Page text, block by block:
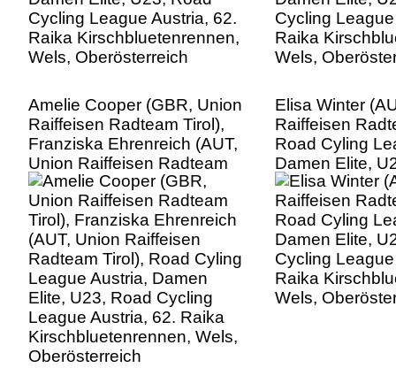
Amelie Cooper (GBR, Union
Raiffeisen Radteam Tirol),
Franziska Ehrenreich (AUT,
Union Raiffeisen Radteam
Tirol), Road Cyling League
Austria, Damen Elite, U23,
Road Cycling League
Austria, 62. Raika
Kirschbluetenrennen, Wels,
Oberösterreich
Elisa Winter
Raiffeisen
Road Cyling
Damen Elite,
Cycling
Raika
Wels,